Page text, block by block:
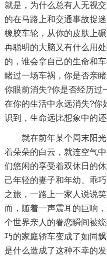
就是，为什么总有人无视
的在马路上和交通事故捉
橡胶车轮，从你的皮肤上
再聪明的大脑又有什么用
的，谁会拿自己的生命和
睹过一场车祸，你是否亲
你眼前消失?你是否经历过
在你的生活中永远消失?你
识到，生命远比想象中的
就在前年某个周末阳
着朵朵的白云，就连空气
们悠闲的享受着双休日的
己年轻的妻子和年幼、乖
之旅，一路上一家人说说
而，随着一声震耳的巨响
个世界亲人的眷恋瞬间被
巧的家庭轿车变成了如同
是什么造成了这种不幸的